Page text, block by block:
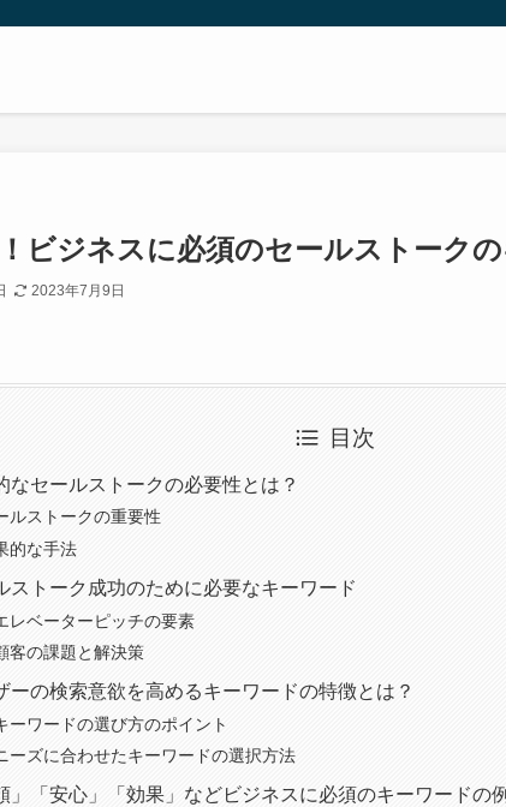
ビジネスに必須のセールストーク
2023年7月9日
目次
なセールストークの必要性とは？
ルストークの重要性
的な手法
ストーク成功のために必要なキーワード
レベーターピッチの要素
客の課題と解決策
ーの検索意欲を高めるキーワードの特徴とは？
ーワードの選び方のポイント
ーズに合わせたキーワードの選択方法
」「安心」「効果」などビジネスに必須のキーワードの例